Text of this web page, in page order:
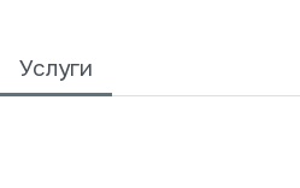
Услуги